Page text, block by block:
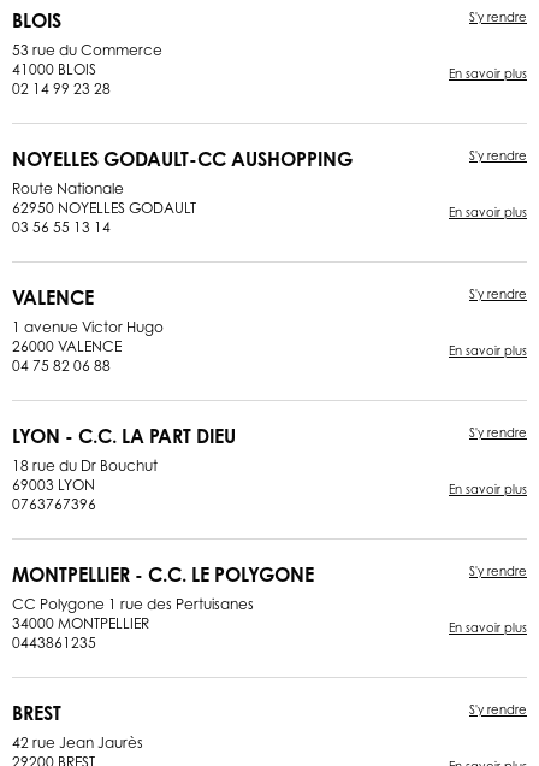
BLOIS
53 rue du Commerce
41000 BLOIS
02 14 99 23 28
S'y rendre
En savoir plus
NOYELLES GODAULT-CC AUSHOPPING
Route Nationale
62950 NOYELLES GODAULT
03 56 55 13 14
S'y rendre
En savoir plus
VALENCE
1 avenue Victor Hugo
26000 VALENCE
04 75 82 06 88
S'y rendre
En savoir plus
LYON - C.C. LA PART DIEU
18 rue du Dr Bouchut
69003 LYON
0763767396
S'y rendre
En savoir plus
MONTPELLIER - C.C. LE POLYGONE
CC Polygone 1 rue des Pertuisanes
34000 MONTPELLIER
0443861235
S'y rendre
En savoir plus
BREST
42 rue Jean Jaurès
29200 BREST
S'y rendre